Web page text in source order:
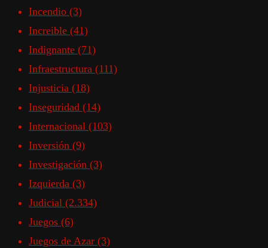
Incendio (3)
Increible (41)
Indignante (71)
Infraestructura (111)
Injusticia (18)
Inseguridad (14)
Internacional (103)
Inversión (9)
Investigación (3)
Izquierda (3)
Judicial (2.334)
Juegos (6)
Juegos de Azar (3)